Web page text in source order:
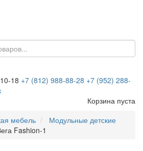
18 +7 (812) 988-88-28 +7 (952) 288-
Корзина пуста
мебель
Модульные детские
Fashion-1